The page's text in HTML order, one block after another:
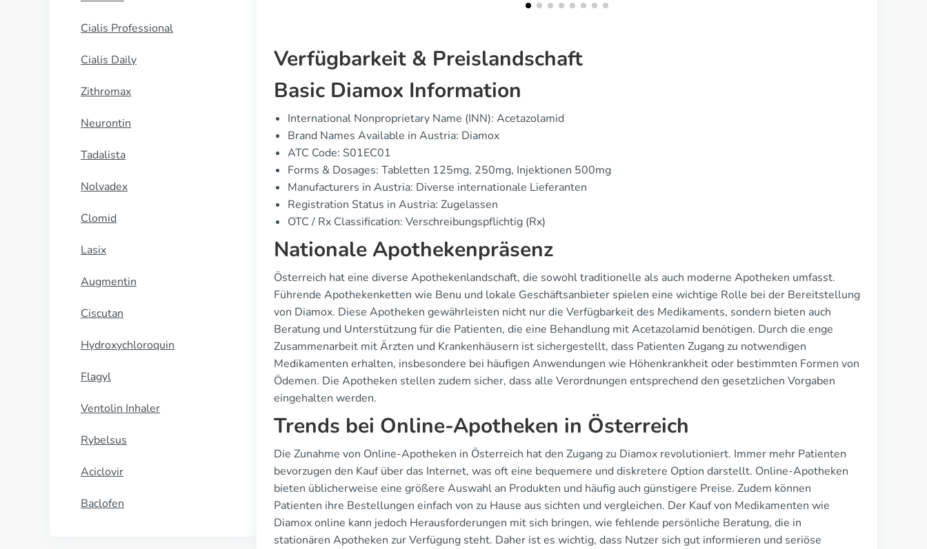
Cialis Professional
Cialis Daily
Zithromax
Neurontin
Tadalista
Nolvadex
Clomid
Lasix
Augmentin
Ciscutan
Hydroxychloroquin
Flagyl
Ventolin Inhaler
Rybelsus
Aciclovir
Baclofen
Verfügbarkeit & Preislandschaft
Basic Diamox Information
International Nonproprietary Name (INN): Acetazolamid
Brand Names Available in Austria: Diamox
ATC Code: S01EC01
Forms & Dosages: Tabletten 125mg, 250mg, Injektionen 500mg
Manufacturers in Austria: Diverse internationale Lieferanten
Registration Status in Austria: Zugelassen
OTC / Rx Classification: Verschreibungspflichtig (Rx)
Nationale Apothekenpräsenz
Österreich hat eine diverse Apothekenlandschaft, die sowohl traditionelle als auch moderne Apotheken umfasst.
Führende Apothekenketten wie Benu und lokale Geschäftsanbieter spielen eine wichtige Rolle bei der Bereitstellung
von Diamox. Diese Apotheken gewährleisten nicht nur die Verfügbarkeit des Medikaments, sondern bieten auch
Beratung und Unterstützung für die Patienten, die eine Behandlung mit Acetazolamid benötigen. Durch die enge
Zusammenarbeit mit Ärzten und Krankenhäusern ist sichergestellt, dass Patienten Zugang zu notwendigen
Medikamenten erhalten, insbesondere bei häufigen Anwendungen wie Höhenkrankheit oder bestimmten Formen von
Ödemen. Die Apotheken stellen zudem sicher, dass alle Verordnungen entsprechend den gesetzlichen Vorgaben
eingehalten werden.
Trends bei Online-Apotheken in Österreich
Die Zunahme von Online-Apotheken in Österreich hat den Zugang zu Diamox revolutioniert. Immer mehr Patienten
bevorzugen den Kauf über das Internet, was oft eine bequemere und diskretere Option darstellt. Online-Apotheken
bieten üblicherweise eine größere Auswahl an Produkten und häufig auch günstigere Preise. Zudem können
Patienten ihre Bestellungen einfach von zu Hause aus sichten und vergleichen. Der Kauf von Medikamenten wie
Diamox online kann jedoch Herausforderungen mit sich bringen, wie fehlende persönliche Beratung, die in
stationären Apotheken zur Verfügung steht. Daher ist es wichtig, dass Nutzer sich gut informieren und seriöse